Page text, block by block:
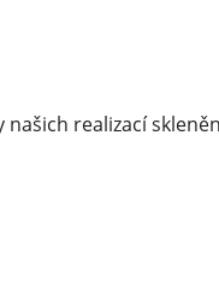
našich realizací